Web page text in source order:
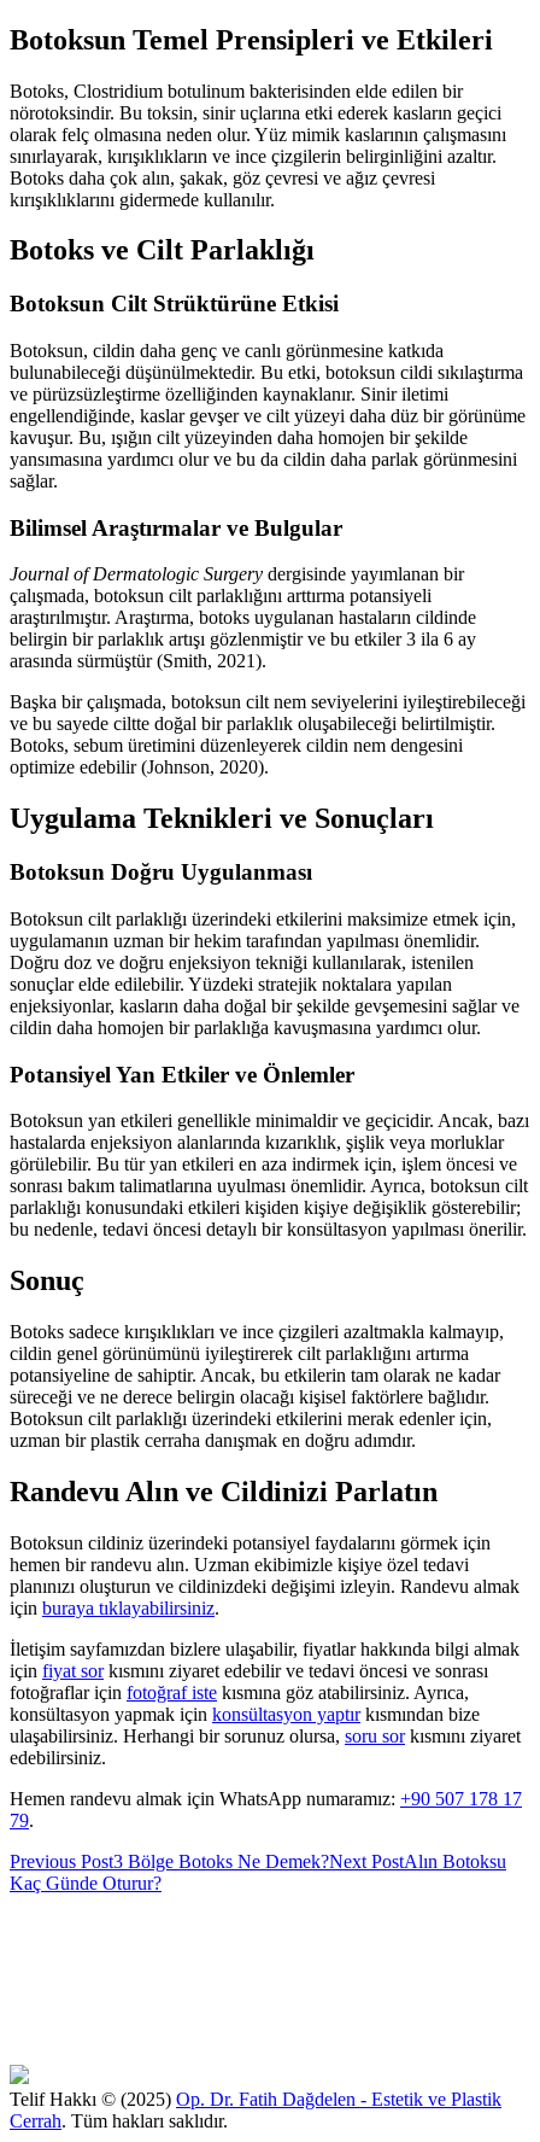
Botoksun Temel Prensipleri ve Etkileri
Botoks, Clostridium botulinum bakterisinden elde edilen bir
nörotoksindir. Bu toksin, sinir uçlarına etki ederek kasların geçici
olarak felç olmasına neden olur. Yüz mimik kaslarının çalışmasını
sınırlayarak, kırışıklıkların ve ince çizgilerin belirginliğini azaltır.
Botoks daha çok alın, şakak, göz çevresi ve ağız çevresi
kırışıklıklarını gidermede kullanılır.
Botoks ve Cilt Parlaklığı
Botoksun Cilt Strüktürüne Etkisi
Botoksun, cildin daha genç ve canlı görünmesine katkıda
bulunabileceği düşünülmektedir. Bu etki, botoksun cildi sıkılaştırma
ve pürüzsüzleştirme özelliğinden kaynaklanır. Sinir iletimi
engellendiğinde, kaslar gevşer ve cilt yüzeyi daha düz bir görünüme
kavuşur. Bu, ışığın cilt yüzeyinden daha homojen bir şekilde
yansımasına yardımcı olur ve bu da cildin daha parlak görünmesini
sağlar.
Bilimsel Araştırmalar ve Bulgular
Journal of Dermatologic Surgery dergisinde yayımlanan bir
çalışmada, botoksun cilt parlaklığını arttırma potansiyeli
araştırılmıştır. Araştırma, botoks uygulanan hastaların cildinde
belirgin bir parlaklık artışı gözlenmiştir ve bu etkiler 3 ila 6 ay
arasında sürmüştür (Smith, 2021).
Başka bir çalışmada, botoksun cilt nem seviyelerini iyileştirebileceği
ve bu sayede ciltte doğal bir parlaklık oluşabileceği belirtilmiştir.
Botoks, sebum üretimini düzenleyerek cildin nem dengesini
optimize edebilir (Johnson, 2020).
Uygulama Teknikleri ve Sonuçları
Botoksun Doğru Uygulanması
Botoksun cilt parlaklığı üzerindeki etkilerini maksimize etmek için,
uygulamanın uzman bir hekim tarafından yapılması önemlidir.
Doğru doz ve doğru enjeksiyon tekniği kullanılarak, istenilen
sonuçlar elde edilebilir. Yüzdeki stratejik noktalara yapılan
enjeksiyonlar, kasların daha doğal bir şekilde gevşemesini sağlar ve
cildin daha homojen bir parlaklığa kavuşmasına yardımcı olur.
Potansiyel Yan Etkiler ve Önlemler
Botoksun yan etkileri genellikle minimaldir ve geçicidir. Ancak, bazı
hastalarda enjeksiyon alanlarında kızarıklık, şişlik veya morluklar
görülebilir. Bu tür yan etkileri en aza indirmek için, işlem öncesi ve
sonrası bakım talimatlarına uyulması önemlidir. Ayrıca, botoksun cilt
parlaklığı konusundaki etkileri kişiden kişiye değişiklik gösterebilir;
bu nedenle, tedavi öncesi detaylı bir konsültasyon yapılması önerilir.
Sonuç
Botoks sadece kırışıklıkları ve ince çizgileri azaltmakla kalmayıp,
cildin genel görünümünü iyileştirerek cilt parlaklığını artırma
potansiyeline de sahiptir. Ancak, bu etkilerin tam olarak ne kadar
süreceği ve ne derece belirgin olacağı kişisel faktörlere bağlıdır.
Botoksun cilt parlaklığı üzerindeki etkilerini merak edenler için,
uzman bir plastik cerraha danışmak en doğru adımdır.
Randevu Alın ve Cildinizi Parlatın
Botoksun cildiniz üzerindeki potansiyel faydalarını görmek için
hemen bir randevu alın. Uzman ekibimizle kişiye özel tedavi
planınızı oluşturun ve cildinizdeki değişimi izleyin. Randevu almak
için buraya tıklayabilirsiniz.
İletişim sayfamızdan bizlere ulaşabilir, fiyatlar hakkında bilgi almak
için fiyat sorkısmını ziyaret edebilir ve tedavi öncesi ve sonrası
fotoğraflar için fotoğraf iste kısmına göz atabilirsiniz. Ayrıca,
konsültasyon yapmak için konsültasyon yaptırkısmından bize
ulaşabilirsiniz. Herhangi bir sorunuz olursa, soru sorkısmını ziyaret
edebilirsiniz.
Hemen randevu almak için WhatsApp numaramız: +90 507 178 17
79.
Previous Post3 Bölge Botoks Ne Demek?Next PostAlın Botoksu
Kaç Günde Oturur?
Telif Hakkı © (2025) Op. Dr. Fatih Dağdelen - Estetik ve Plastik
Cerrah. Tüm hakları saklıdır.